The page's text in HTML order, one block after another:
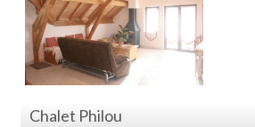
Chalet Philou